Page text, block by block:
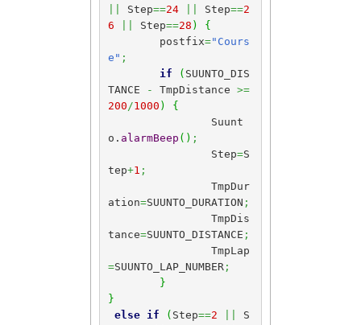
Step==24 Step==2
6
Step==28 )
{
	postfix
="Cours
e" ;
if
( SUUNTO_DIS
TANCE
- TmpDistance >=
200 /1000 )
{
o. alarmBeep ( ) ;
		Step
=S
tep+1 ;
ation=SUUNTO_DURATION ;
tance=SUUNTO_DISTANCE ;
		TmpLap
=SUUNTO_LAP_NUMBER ;
}
}
else
if ( Step==2
S